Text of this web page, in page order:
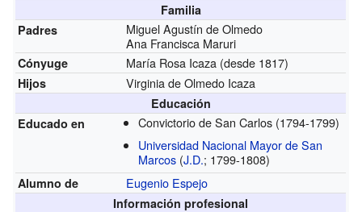
Familia
Padres
Miguel Agustín de Olmedo
Ana Francisca Maruri
Cónyuge María Rosa Icaza (desde 1817)
Hijos Virginia de Olmedo Icaza
Educación
Educado en
Convictorio de San Carlos (1794-1799)
Universidad Nacional Mayor de San
Marcos (J.D.; 1799-1808)
Alumno de Eugenio Espejo
Información profesional